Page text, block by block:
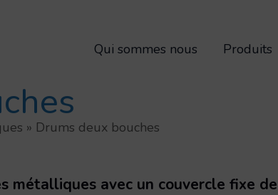
Qui sommes nous
Produits
» Drums deux bouches
métalliques avec un couvercle fixe